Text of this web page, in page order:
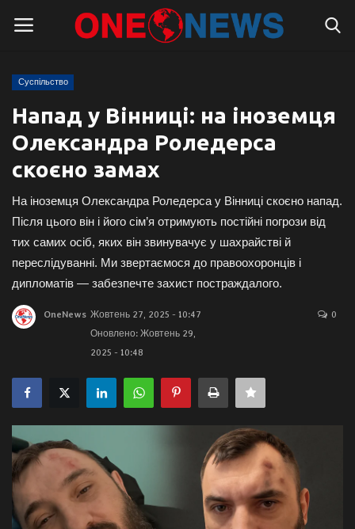
Логін
Головна
Контакти
Про нас
Підтримати проєкт
Правила для блогерів
Галерея
Політика
Економіка
Технології
Суспільство
Напад у Вінниці: на іноземця
Олександра Роледерса
скоєно замах
На іноземця Олександра Роледерса у Вінниці скоєно напад.
Після цього він і його сім’я отримують постійні погрози від
тих самих осіб, яких він звинувачує у шахрайстві й
переслідуванні. Ми звертаємося до правоохоронців і
дипломатів — забезпечте захист постраждалого.
OneNews Жовтень 27, 2025 - 10:47
Оновлено: Жовтень 29,
2025 - 10:48
0